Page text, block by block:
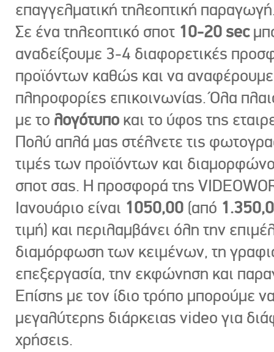
επαγγελματική τηλεοπτική
Σε ένα τηλεοπτικό σποτ 10-20 sec
αναδείξουμε 3-4 διαφορετικές
προϊόντων καθώς και να
πληροφορίες επικοινωνίας. Όλα
με το λογότυπο και το ύφος της
Πολύ απλά μας στέλνετε τις
τιμές των προϊόντων και
σποτ σας. Η προσφορά της
Ιανουάριο είναι 1050,00 (από
τιμή) και περιλαμβάνει όλη την
διαμόρφωση των κειμένων, τη
επεξεργασία, την εκφώνηση και
Επίσης με τον ίδιο τρόπο μπορούμε
μεγαλύτερης διάρκειας video για
χρήσεις.